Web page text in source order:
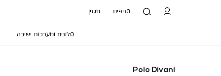
סניפים מגזין
סלונים ומערכות ישיבה
Polo Divani